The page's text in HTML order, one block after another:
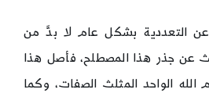
عن التعددية بشكل عام لا بدَّ من
عن جذر هذا المصطلح، فأصل هذا
الواحد المثلث الصفات، وكما